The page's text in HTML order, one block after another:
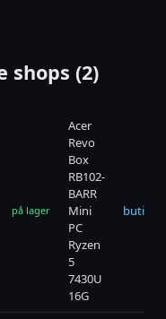
shops (2)
på lager
Acer
Revo
Box
RB102-
BARR
Mini
PC
Ryzen
5
7430U
16G
butik →